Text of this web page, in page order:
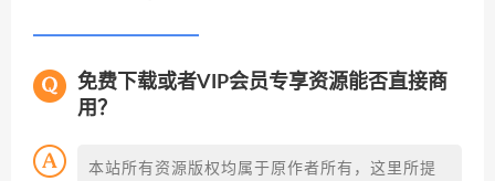
免费下载或者VIP会员专享资源能否直接商
用？
本站所有资源版权均属于原作者所有，这里所提